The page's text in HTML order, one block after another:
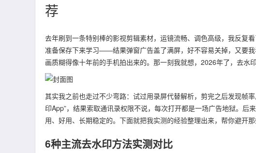
荐
去年刷到一条特别棒的影视剪辑素材，运镜流畅、调色高级，我反复
准备保存下来学习——结果弹窗广告盖了满屏，好不容易关掉，又要
画质糊得像十年前的手机拍出来的。那一刻我就想，2026年了，去水
其实我之前也走过不少弯路：试过用录屏代替解析，剪完之后发现帧
印App”，结果索取通讯录权限不说，每次打开都是一场广告地狱。
用、好用、长期稳定的。下面就把我实测的经验整理出来，帮你避开那
6种主流去水印方法实测对比